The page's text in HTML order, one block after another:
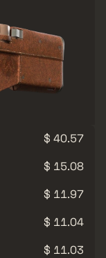
$ 40.57
$ 15.08
$ 11.97
$ 11.04
$ 11.03